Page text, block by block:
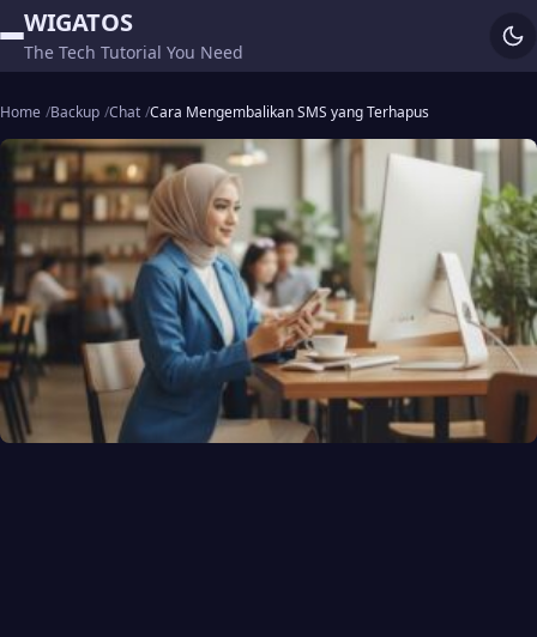
WIGATOS
The Tech Tutorial You Need
Home Backup Chat Cara Mengembalikan SMS yang Terhapus